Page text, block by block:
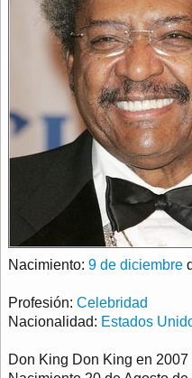
Nacimiento: 9 de diciembre
Profesión: Celebridad
Nacionalidad: Estados
Don King Don King en